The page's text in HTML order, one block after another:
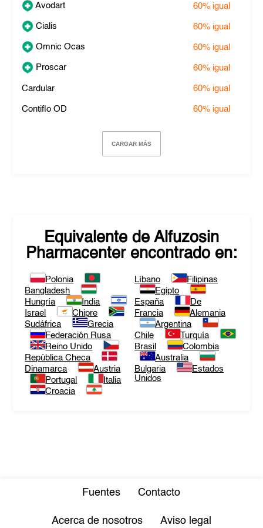
Avodart 60% igual
Cialis 60% igual
Omnic Ocas 60% igual
Proscar 60% igual
Cardular 60% igual
Contiflo OD 60% igual
CARGAR MÁS
Equivalente de Alfuzosin
Pharmacenterencontrado en:
Polonia
Bangladesh
Hungría
India
Israel
Chipre
Sudáfrica
Grecia
Federación Rusa
Reino Unido
República Checa
Dinamarca
Austria
Portugal
Italia
Croacia
Líbano
Filipinas
Egipto
España
De
Francia
Alemania
Argentina
Chile
Turquía
Brasil
Colombia
Australia
Bulgaria
Estados
Unidos
Fuentes Contacto
Acerca de nosotros Aviso legal